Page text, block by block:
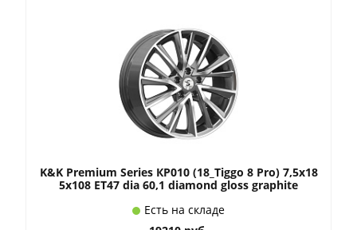
K&K Premium Series КР010 (18_Tiggo 8 Pro) 7,5x18
5x108 ET47 dia 60,1 diamond gloss graphite
Есть на складе